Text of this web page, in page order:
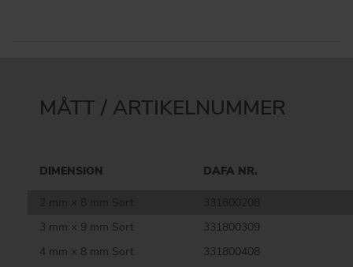
MÅTT / ARTIKELNUMMER
DIMENSION DAFA NR.
3 mm × 9 mm Sort
331800309
4 mm × 8 mm Sort
331800408